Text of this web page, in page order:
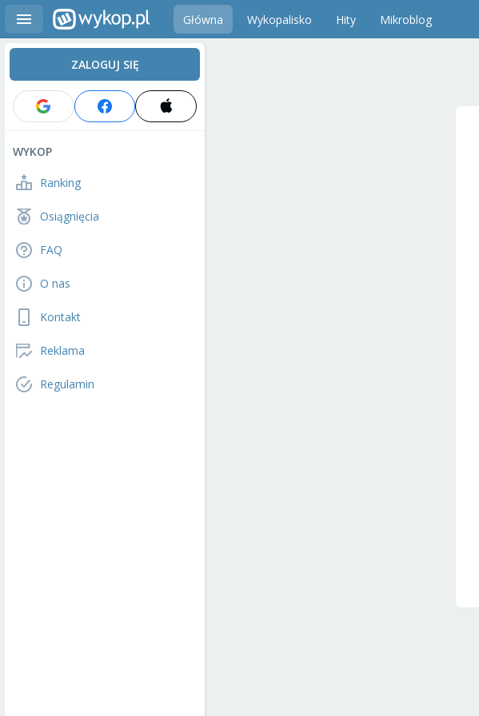
Główna Wykopalisko Hity Mikroblog
ZALOGUJ SIĘ
WYKOP
Ranking
Osiągnięcia
FAQ
O nas
Kontakt
Reklama
Regulamin